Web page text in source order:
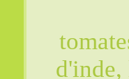
d'inde,